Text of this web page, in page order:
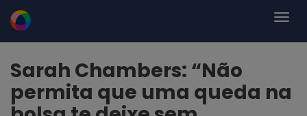
Sarah Chambers: “Não
permita que uma queda na